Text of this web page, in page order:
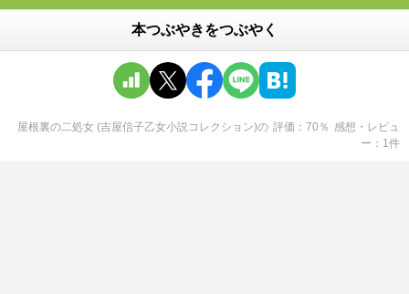
本つぶやきをつぶやく
屋根裏の二処女 (吉屋信子乙女小説コレクション)の 評価 70 ％ 感想・レビュ
ー
1件